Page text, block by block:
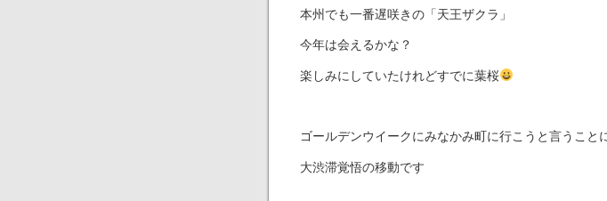
本州でも一番遅咲きの「天王ザクラ」
今年は会えるかな？
楽しみにしていたけれどすでに葉桜
ゴールデンウイークにみなかみ町に行こうと言うこと
大渋滞覚悟の移動です